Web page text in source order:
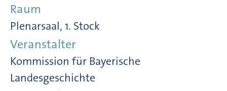
Raum
Plenarsaal, 1. Stock
Veranstalter
Kommission für Bayerische
Landesgeschichte